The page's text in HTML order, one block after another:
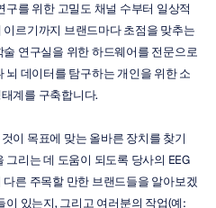
를 위한 고밀도 채널 수부터 일상적
르기까지 브랜드마다 초점을 맞추는
연구실을 위한 하드웨어를 전문으로
데이터를 탐구하는 개인을 위한 소
계를 구축합니다.
이 목표에 맞는 올바른 장치를 찾기
리는 데 도움이 되도록 당사의 EEG
른 주목할 만한 브랜드들을 알아보겠